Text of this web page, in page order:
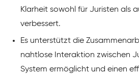
Klarheit sowohl für Juristen als
verbessert.
Es unterstützt die
nahtlose Interaktion zwischen
System ermöglicht und einen